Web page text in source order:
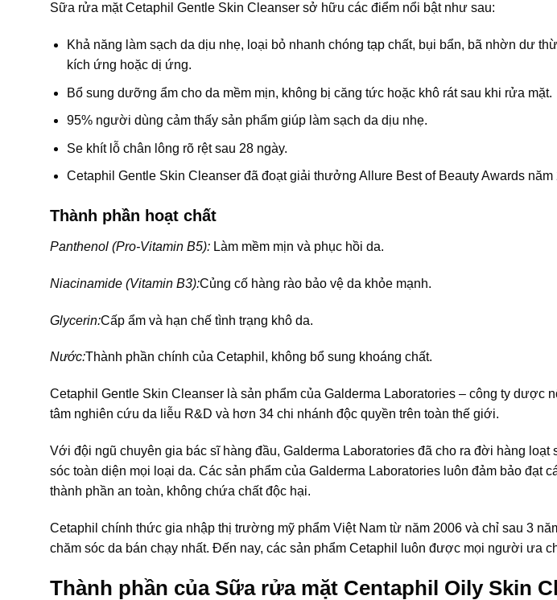
Sữa rửa mặt Cetaphil Gentle Skin Cleanser sở hữu các điểm nổi bật như sau:
Khả năng làm sạch da dịu nhẹ, loại bỏ nhanh chóng tạp chất, bụi bẩn, bã nhờn dư
kích ứng hoặc dị ứng.
Bổ sung dưỡng ẩm cho da mềm mịn, không bị căng tức hoặc khô rát sau khi rửa mặt.
95% người dùng cảm thấy sản phẩm giúp làm sạch da dịu nhẹ.
Se khít lỗ chân lông rõ rệt sau 28 ngày.
Cetaphil Gentle Skin Cleanser đã đoạt giải thưởng Allure Best of Beauty Awards năm
Thành phần hoạt chất
Panthenol (Pro-Vitamin B5): Làm mềm mịn và phục hồi da.
Niacinamide (Vitamin B3):Củng cố hàng rào bảo vệ da khỏe mạnh.
Glycerin:Cấp ẩm và hạn chế tình trạng khô da.
Nước:Thành phần chính của Cetaphil, không bổ sung khoáng chất.
Cetaphil Gentle Skin Cleanser là sản phẩm của Galderma Laboratories – công ty dược
tâm nghiên cứu da liễu R&D và hơn 34 chi nhánh độc quyền trên toàn thế giới.
Với đội ngũ chuyên gia bác sĩ hàng đầu, Galderma Laboratories đã cho ra đời hàng
sóc toàn diện mọi loại da. Các sản phẩm của Galderma Laboratories luôn đảm bảo đạt
thành phần an toàn, không chứa chất độc hại.
Cetaphil chính thức gia nhập thị trường mỹ phẩm Việt Nam từ năm 2006 và chỉ sau 3
chăm sóc da bán chạy nhất. Đến nay, các sản phẩm Cetaphil luôn được mọi người ưa
Thành phần của Sữa rửa mặt Centaphil Oily Skin